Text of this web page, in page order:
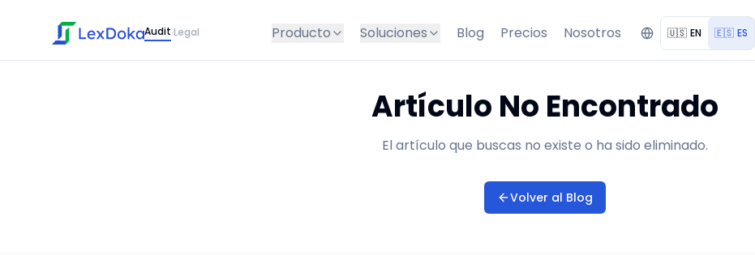
Audit·Legal Producto Soluciones Blog Precios Nosotros 🇺🇸 EN 🇪🇸 ES
Artículo No Encontrado
El artículo que buscas no existe o ha sido eliminado.
Volver al Blog